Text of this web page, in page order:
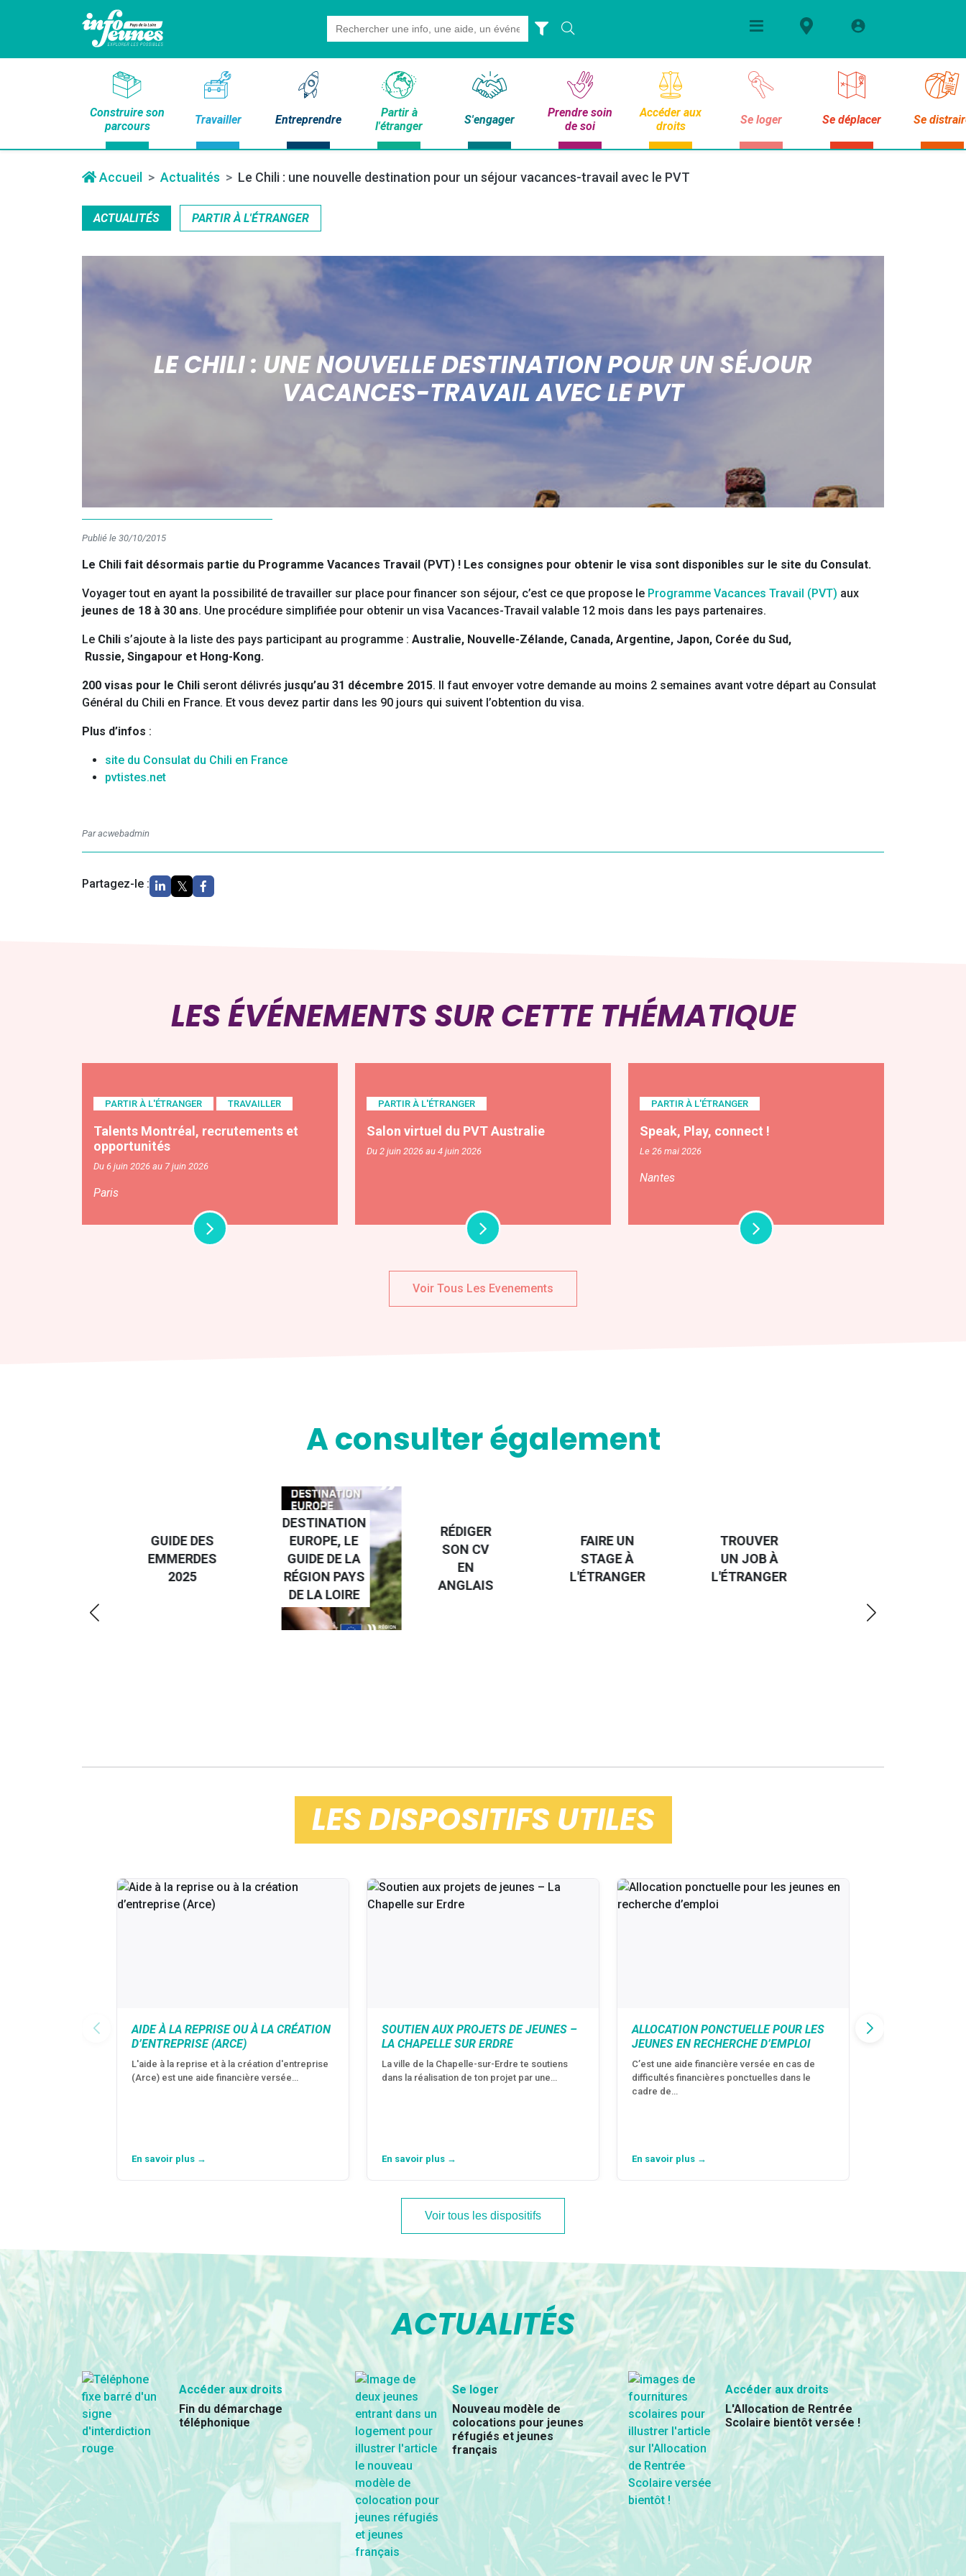
Search
for:
Construire son
parcours
Travailler Entreprendre
Partir à
l'étranger
S'engager
Prendre soin
de soi
Accéder aux
droits
Se loger Se déplacer Se
Accueil Actualités Le Chili : une nouvelle destination pour un séjour vacances-travail avec le PVT
ACTUALITÉS PARTIR À L'ÉTRANGER
LE CHILI : UNE NOUVELLE DESTINATION POUR UN SÉJOUR
VACANCES-TRAVAIL AVEC LE PVT
Publié le 30/10/2015
Le Chili fait désormais partie du Programme Vacances Travail (PVT) ! Les consignes pour obtenir le visa sont disponibles sur le site du Consulat.
Voyager tout en ayant la possibilité de travailler sur place pour financer son séjour, c’est ce que propose le Programme Vacances Travail (PVT) aux
jeunes de 18 à 30 ans. Une procédure simplifiée pour obtenir un visa Vacances-Travail valable 12 mois dans les pays partenaires.
Le Chili s’ajoute à la liste des pays participant au programme : Australie, Nouvelle-Zélande, Canada, Argentine, Japon, Corée du Sud,
Russie, Singapour et Hong-Kong.
200 visas pour le Chili seront délivrés jusqu’au 31 décembre 2015. Il faut envoyer votre demande au moins 2 semaines avant votre départ au Consulat
Général du Chili en France. Et vous devez partir dans les 90 jours qui suivent l’obtention du visa.
Plus d’infos :
site du Consulat du Chili en France
pvtistes.net
Par acwebadmin
Partagez-le :
LES ÉVÉNEMENTS SUR CETTE THÉMATIQUE
PARTIR À L'ÉTRANGER TRAVAILLER
Talents Montréal, recrutements et
opportunités
Du 6 juin 2026 au 7 juin 2026
Paris
PARTIR À L'ÉTRANGER
Salon virtuel du PVT Australie
Du 2 juin 2026 au 4 juin 2026
PARTIR À L'ÉTRANGER
Speak, Play, connect !
Le 26 mai 2026
Nantes
Voir Tous Les Evenements
A consulter également
GUIDE DES
EMMERDES
2025
DESTINATION
EUROPE, LE
GUIDE DE LA
RÉGION PAYS
DE LA LOIRE
RÉDIGER
SON CV
EN
ANGLAIS
FAIRE UN
STAGE À
L'ÉTRANGER
TROUVER
UN JOB À
L'ÉTRANGER
LES DISPOSITIFS UTILES
AIDE À LA REPRISE OU À LA CRÉATION
D’ENTREPRISE (ARCE)
L'aide à la reprise et à la création d'entreprise
(Arce) est une aide financière versée…
En savoir plus →
SOUTIEN AUX PROJETS DE JEUNES –
LA CHAPELLE SUR ERDRE
La ville de la Chapelle-sur-Erdre te soutiens
dans la réalisation de ton projet par une…
En savoir plus →
ALLOCATION PONCTUELLE POUR LES
JEUNES EN RECHERCHE D’EMPLOI
C’est une aide financière versée en cas de
difficultés financières ponctuelles dans le
cadre de…
En savoir plus →
Voir tous les dispositifs
ACTUALITÉS
Accéder aux droits
Fin du démarchage
téléphonique
Se loger
Nouveau modèle de
colocations pour jeunes
réfugiés et jeunes
français
Accéder aux droits
L'Allocation de Rentrée
Scolaire bientôt versée !